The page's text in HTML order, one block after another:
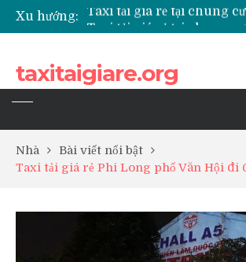
Xu hướng:
taxitaigiare.org
Nhà
Bài viết nổi bật
Taxi tải giá rẻ Phi Long phố Văn Hội đi